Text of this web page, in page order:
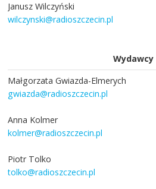
Janusz Wilczyński
wilczynski@radioszczecin.pl
Wydawcy
Małgorzata Gwiazda-Elmerych
gwiazda@radioszczecin.pl
Anna Kolmer
kolmer@radioszczecin.pl
Piotr Tolko
tolko@radioszczecin.pl